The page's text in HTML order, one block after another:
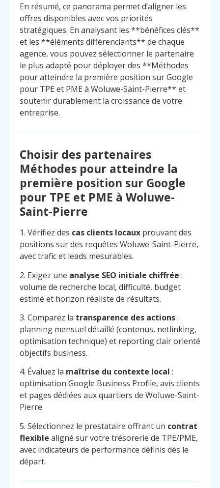
En résumé, ce panorama permet d’aligner les
offres disponibles avec vos priorités
stratégiques. En analysant les **bénéfices clés**
et les **éléments différenciants** de chaque
agence, vous pouvez sélectionner le partenaire
le plus adapté pour déployer des **Méthodes
pour atteindre la première position sur Google
pour TPE et PME à Woluwe-Saint-Pierre** et
soutenir durablement la croissance de votre
entreprise.
Choisir des partenaires
Méthodes pour atteindre la
première position sur Google
pour TPE et PME à Woluwe-
Saint-Pierre
1. Vérifiez des cas clients locaux prouvant des
positions sur des requêtes Woluwe-Saint-Pierre,
avec trafic et leads mesurables.
2. Exigez une analyse SEO initiale chiffrée :
volume de recherche local, difficulté, budget
estimé et horizon réaliste de résultats.
3. Comparez la transparence des actions:
planning mensuel détaillé (contenus, netlinking,
optimisation technique) et reporting clair orienté
objectifs business.
4. Évaluez la maîtrise du contexte local :
optimisation Google Business Profile, avis clients
et pages dédiées aux quartiers de Woluwe-Saint-
Pierre.
5. Sélectionnez le prestataire offrant un contrat
flexible aligné sur votre trésorerie de TPE/PME,
avec indicateurs de performance définis dès le
départ.